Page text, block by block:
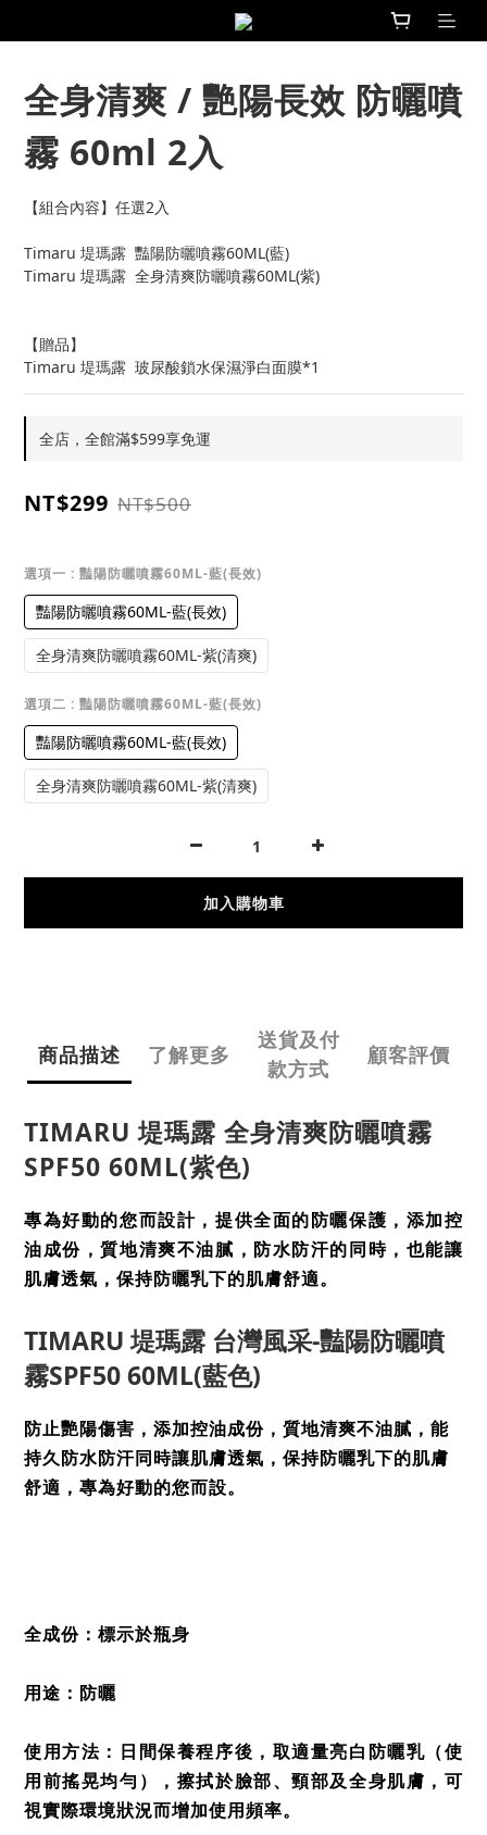
全身清爽 / 艷陽長效 防曬噴
霧 60ml 2入
【組合內容】任選2入
Timaru 堤瑪露  豔陽防曬噴霧60ML(藍)
Timaru 堤瑪露  全身清爽防曬噴霧60ML(紫)
【贈品】
Timaru 堤瑪露  玻尿酸鎖水保濕淨白面膜*1
全店，全館滿$599享免運
NT$299 NT$500
選項一 : 豔陽防曬噴霧60ML-藍(長效)
豔陽防曬噴霧60ML-藍(長效)
全身清爽防曬噴霧60ML-紫(清爽)
選項二 : 豔陽防曬噴霧60ML-藍(長效)
豔陽防曬噴霧60ML-藍(長效)
全身清爽防曬噴霧60ML-紫(清爽)
加入購物車
商品描述 了解更多
送貨及付
款方式
顧客評價
TIMARU 堤瑪露 全身清爽防曬噴霧
SPF50 60ML(紫色)
專為好動的您而設計，提供全面的防曬保護，添加控
油成份，質地清爽不油膩，防水防汗的同時，也能讓
肌膚透氣，保持防曬乳下的肌膚舒適。
TIMARU 堤瑪露 台灣風采-豔陽防曬噴
霧SPF50 60ML(藍色)
防止艷陽傷害，添加控油成份，質地清爽不油膩，能
持久防水防汗同時讓肌膚透氣，保持防曬乳下的肌膚
舒適，專為好動的您而設。
全成份：標示於瓶身
用途：防曬
使用方法：日間保養程序後，取適量亮白防曬乳（使
用前搖晃均勻），擦拭於臉部、頸部及全身肌膚，可
視實際環境狀況而增加使用頻率。